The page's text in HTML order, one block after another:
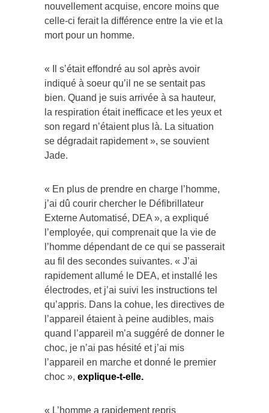
nouvellement acquise, encore moins que
celle-ci ferait la différence entre la vie et la
mort pour un homme.
« Il s’était effondré au sol après avoir
indiqué à soeur qu’il ne se sentait pas
bien. Quand je suis arrivée à sa hauteur,
la respiration était inefficace et les yeux et
son regard n’étaient plus là. La situation
se dégradait rapidement », se souvient
Jade.
« En plus de prendre en charge l’homme,
j’ai dû courir chercher le Défibrillateur
Externe Automatisé, DEA », a expliqué
l’employée, qui comprenait que la vie de
l’homme dépendant de ce qui se passerait
au fil des secondes suivantes. « J’ai
rapidement allumé le DEA, et installé les
électrodes, et j’ai suivi les instructions tel
qu’appris. Dans la cohue, les directives de
l’appareil étaient à peine audibles, mais
quand l’appareil m’a suggéré de donner le
choc, je n’ai pas hésité et j’ai mis
l’appareil en marche et donné le premier
choc », explique-t-elle.
« L’homme a rapidement repris